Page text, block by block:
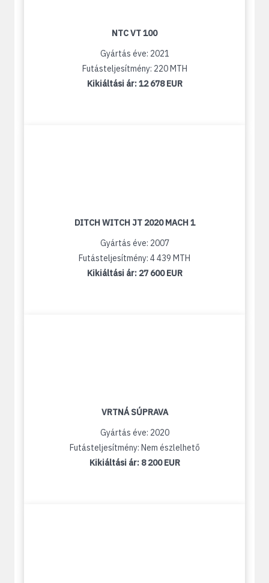
NTC VT 100
Gyártás éve: 2021
Futásteljesítmény: 220 MTH
Kikiáltási ár:12 678 EUR
DITCH WITCH JT 2020 MACH 1
Gyártás éve: 2007
Futásteljesítmény: 4 439 MTH
Kikiáltási ár: 27 600 EUR
VRTNÁ SÚPRAVA
Gyártás éve: 2020
Futásteljesítmény: Nem észlelhető
Kikiáltási ár: 8 200 EUR